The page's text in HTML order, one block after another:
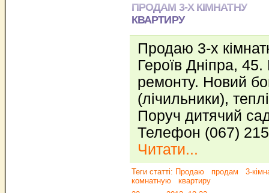
ПРОДАМ 3-Х КІМНАТНУ
КВАРТИРУ
Продаю 3-х
Героїв Дніпра,
ремонту. Новий
(лічильники),
Поруч дитячий
Телефон (067)
Читати...
Теги статті: Продаю продам
3-
комнатную
квартиру